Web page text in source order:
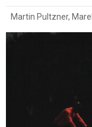
Martin Pultzner,